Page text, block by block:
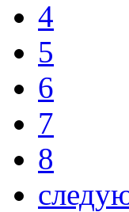
4
5
6
7
8